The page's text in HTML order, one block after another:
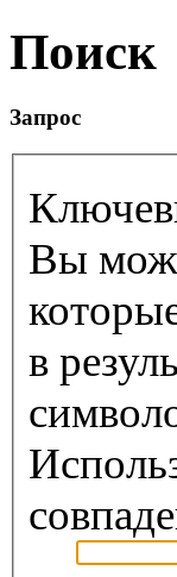
Поиск
Запрос
Вы
в